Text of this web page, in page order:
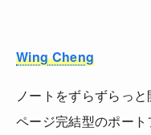
Wing Cheng
ノートをずらずらっ
ページ完結型のポート